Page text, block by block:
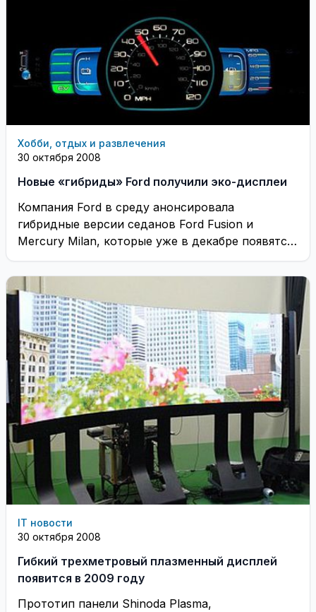
Хобби, отдых и развлечения
30 октября 2008
Новые «гибриды» Ford получили эко-дисплеи
Компания Ford в среду анонсировала
гибридные версии седанов Ford Fusion и
Mercury Milan, которые уже в декабре появятся
на североамериканском ...
IT новости
30 октября 2008
Гибкий трехметровый плазменный дисплей
появится в 2009 году
Прототип панели Shinoda Plasma,